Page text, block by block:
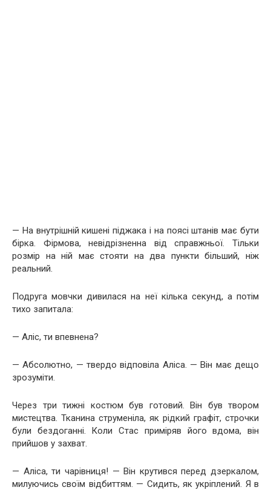
— На внутрішній кишені піджака і на поясі штанів має бути
бірка. Фірмова, невідрізненна від справжньої. Тільки
розмір на ній має стояти на два пункти більший, ніж
реальний.
Подруга мовчки дивилася на неї кілька секунд, а потім
тихо запитала:
— Аліс, ти впевнена?
— Абсолютно, — твердо відповіла Аліса. — Він має дещо
зрозуміти.
Через три тижні костюм був готовий. Він був твором
мистецтва. Тканина струменіла, як рідкий графіт, строчки
були бездоганні. Коли Стас приміряв його вдома, він
прийшов у захват.
— Аліса, ти чарівниця! — Він крутився перед дзеркалом,
милуючись своїм відбиттям. — Сидить, як укріплений. Я в